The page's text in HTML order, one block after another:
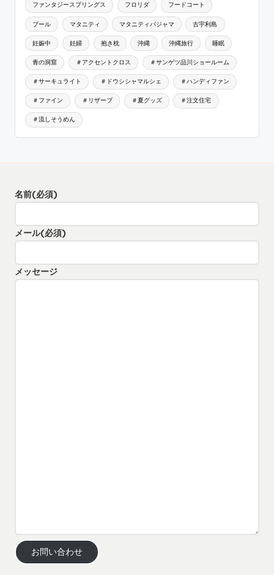
ファンタジースプリングス フロリダ フードコート
プール マタニティ マタニティパジャマ 古宇利島
妊娠中 妊婦 抱き枕 沖縄 沖縄旅行 睡眠
青の洞窟 ＃アクセントクロス ＃サンゲツ品川ショールーム
＃サーキュライト ＃ドウシシャマルシェ ＃ハンディファン
＃ファイン ＃リザーブ ＃夏グッズ ＃注文住宅
＃流しそうめん
名前(必須)
メール(必須)
メッセージ
お問い合わせ